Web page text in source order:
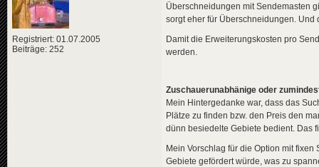
Registriert: 01.07.2005
Beiträge: 252
Überschneidungen mit Sendemasten
sorgt eher für Überschneidungen.
Damit die Erweiterungskosten pro
werden.
Zuschauerunabhänige oder
Mein Hintergedanke war, dass das
Plätze zu finden bzw. den Preis den
dünn besiedelte Gebiete bedient. Das
Mein Vorschlag für die Option mit
Gebiete gefördert würde, was zu